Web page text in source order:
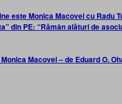
este Monica Macovei cu Radu
din PE: “Rămân alături de
Macovei – de Eduard O.